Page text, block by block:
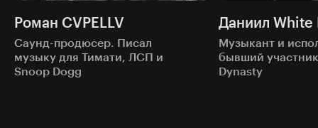
Роман CVPELLV
Саунд-продюсер. Писал
музыку для Тимати, ЛСП и
Snoop Dogg
Даниил White
Музыкант и
бывший
Dynasty